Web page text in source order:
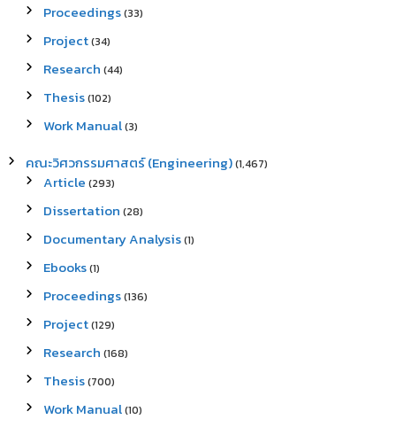
Proceedings(33)
Project(34)
Research (44)
Thesis(102)
Work Manual(3)
คณะวิศวกรรมศาสตร์ (Engineering)(1,467)
Article (293)
Dissertation (28)
Documentary Analysis(1)
Ebooks(1)
Proceedings(136)
Project(129)
Research (168)
Thesis(700)
Work Manual(10)